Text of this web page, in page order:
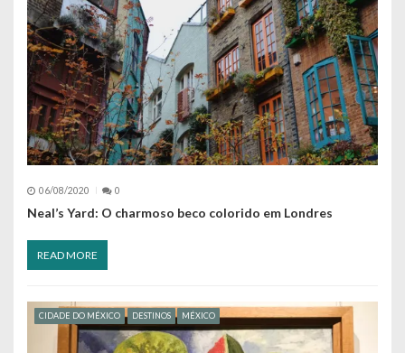
e
P
o
s
t
06/08/2020 0
Neal’s Yard: O charmoso beco colorido em Londres
READ MORE
CIDADE DO MÉXICO DESTINOS MÉXICO